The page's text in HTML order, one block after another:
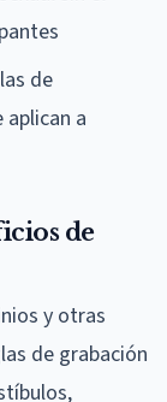
de
a
de
y otras
de grabación